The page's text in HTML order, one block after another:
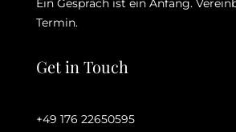
Termin.
Get in Touch
+49 176 22650595